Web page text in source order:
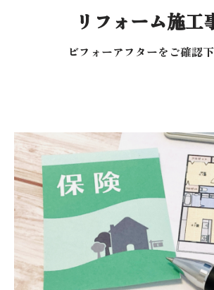
リフォーム施工
ビフォーアフターを ご確認